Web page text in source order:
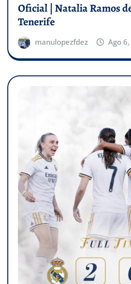
Oficial | Natalia Ramos
Tenerife
manulopezfdez Ago